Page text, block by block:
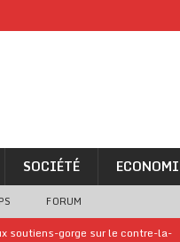
SOCIÉTÉ
FORUM
soutiens-gorge sur le contre-la-